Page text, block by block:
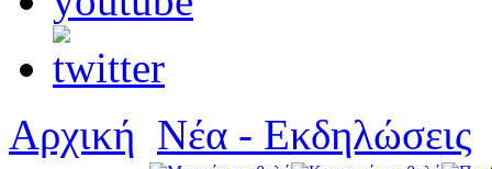
Αρχική Νέα - Εκδηλώσεις